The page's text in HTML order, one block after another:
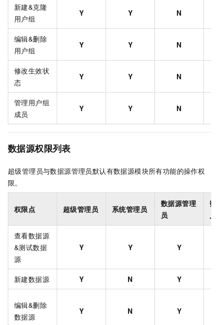
新建&克隆
用户组
Y Y N
编辑&删除
用户组
Y Y N
修改生效状
态
Y Y N
管理用户组
成员
Y Y N
数据源权限列表
超级管理员与数据源管理员默认有数据源模块所有功能的操作权
限。
权限点 超级管理员 系统管理员
数据源管理
员
数
人
查看数据源
&测试数据
源
Y Y Y
新建数据源 Y N Y
编辑&删除
数据源
Y N Y